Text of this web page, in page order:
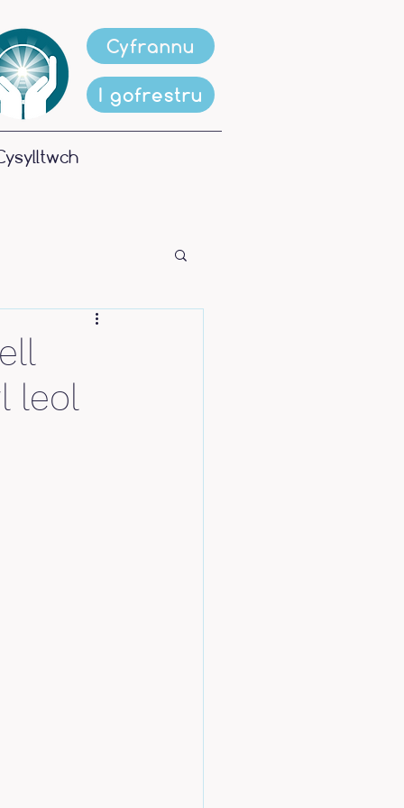
Cyfrannu
I gofrestru
leol